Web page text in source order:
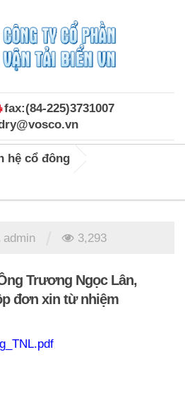
fax:(84-225)3731007
hệ cổ đông
admin 3,293
Trương Ngọc Lân,
đơn xin từ nhiệm